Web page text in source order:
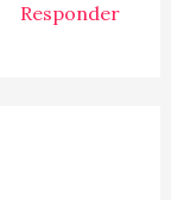
Responder